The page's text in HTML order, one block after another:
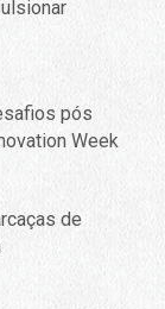
pós
Week
de